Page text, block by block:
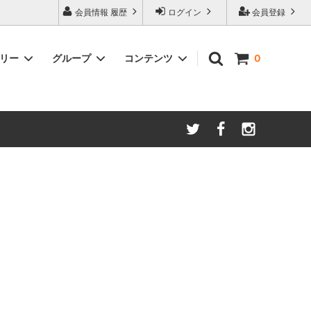
会員登録
ログイン
会員情報 履歴
0
ー グループ
ブランド・メーカー・種類別
コンテンツ
ギフトラッピングについて